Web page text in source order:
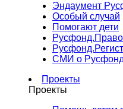
Эндаумент
Особый случай
Помогают дети
Русфонд.Право
СМИ о
Проекты
Проекты